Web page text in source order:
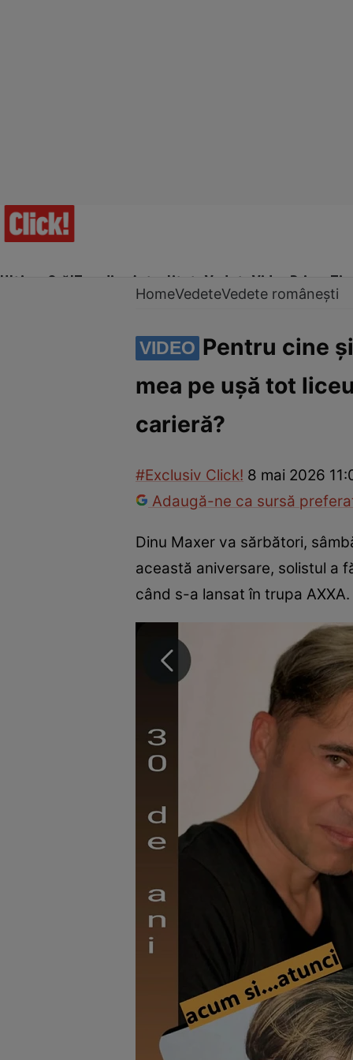
Ultima Oră!Trending Actualitate Vedete Video Prime
Vedete internaționaleVedete româneștiInterviurile
HomeVedeteVedete românești
VIDEO Pentru cine
mea pe ușă tot
carieră?
#Exclusiv Click! 8 mai 2026
Adaugă-ne ca sursă
Dinu Maxer va sărbători,
această aniversare, solistul a
când s-a lansat în trupa